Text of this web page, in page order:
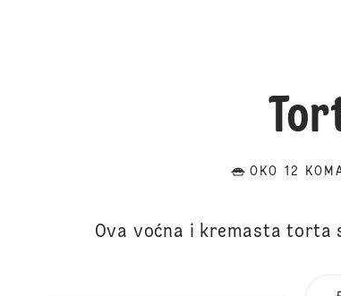
OKO 12
Ova voćna i kremasta torta